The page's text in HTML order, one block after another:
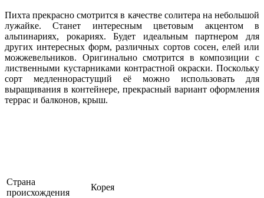
Пихта прекрасно смотрится в качестве солитера на небольшой
лужайке. Станет интересным цветовым акцентом в
альпинариях, рокариях. Будет идеальным партнером для
других интересных форм, различных сортов сосен, елей или
можжевельников. Оригинально смотрится в композиции с
лиственными кустарниками контрастной окраски. Поскольку
сорт медленнорастущий её можно использовать для
выращивания в контейнере, прекрасный вариант оформления
террас и балконов, крыш.
Страна
происхождения
Корея